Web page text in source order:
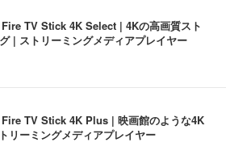
TV Stick 4K Select | 4Kの高画質スト
| ストリーミングメディアプレイヤー
TV Stick 4K Plus | 映画館のような4K
リーミングメディアプレイヤー